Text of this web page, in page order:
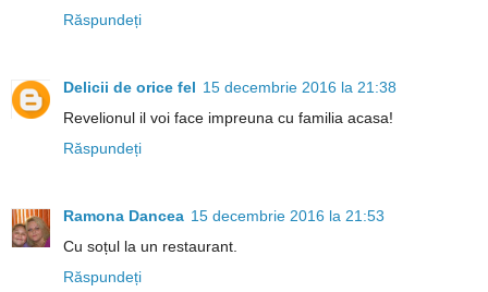
Răspundeți
Delicii de orice fel 15 decembrie 2016 la 21:38
Revelionul il voi face impreuna cu familia acasa!
Răspundeți
Ramona Dancea 15 decembrie 2016 la 21:53
Cu soțul la un restaurant.
Răspundeți